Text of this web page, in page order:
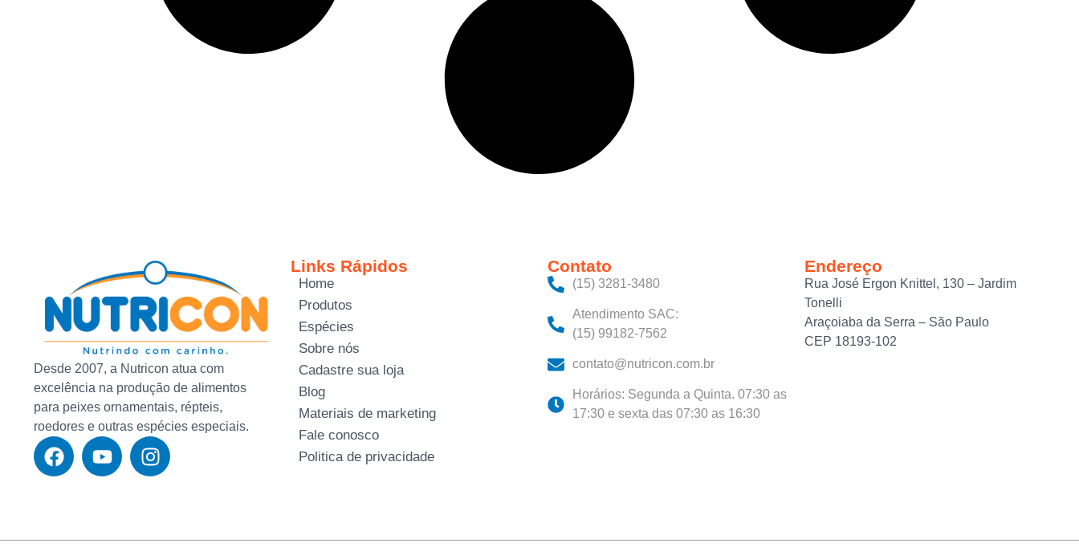
Links Rápidos
Home
Produtos
Espécies
Sobre nós
Cadastre sua loja
Blog
Materiais de marketing
Fale conosco
Politica de privacidade
Contato
(15) 3281-3480‬
Atendimento SAC:
(15) 99182-7562
contato@nutricon.com.br
Horários: Segunda a Quinta. 07:30 as
17:30 e sexta das 07:30 as 16:30
Endereço
Rua José Ergon Knittel, 130 – Jardim
Tonelli
Araçoiaba da Serra – São Paulo
CEP 18193-102
Desde 2007, a Nutricon atua com
excelência na produção de alimentos
para peixes ornamentais, répteis,
roedores e outras espécies especiais.